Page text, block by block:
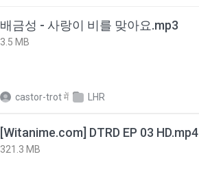
배금성 - 사랑이 비를 맞아요.mp3
3.5 MB
castor-trotमें LHR
[Witanime.com] DTRD EP 03 HD.mp4
321.3 MB